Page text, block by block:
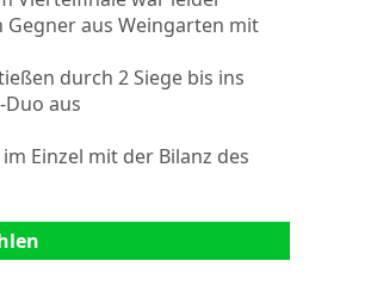
Gegner aus Weingarten mit
durch 2 Siege bis ins
aus
Einzel mit der Bilanz des